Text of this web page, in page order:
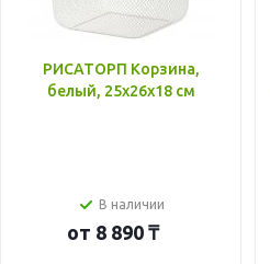
РИСАТОРП Корзина,
белый, 25x26x18 см
В наличии
от 8 890 ₸